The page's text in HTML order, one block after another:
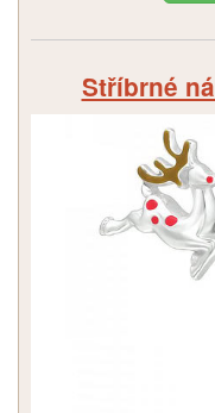
Stříbrné